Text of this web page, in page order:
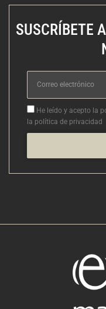
SUSCRÍBETE
Correo
electrónico
Aceptacion
He leído y acepto la
la política de privacidad